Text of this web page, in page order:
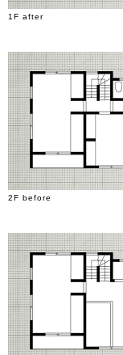
1F after
2F before